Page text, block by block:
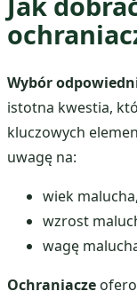
Wybór
istotna kwestia,
kluczowych
uwagę na:
wiek malucha,
wzrost
wagę
Ochraniacze